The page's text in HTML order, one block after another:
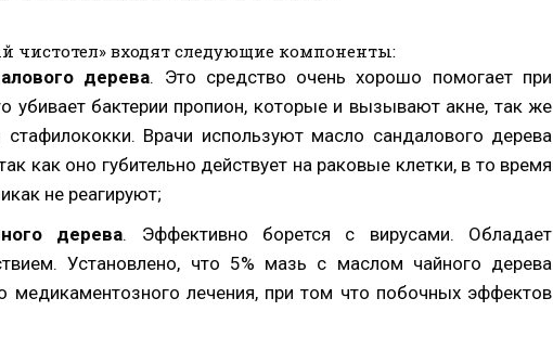
чистотел» входят следующие компоненты:
дерева. Это средство очень хорошо помогает при
убивает бактерии пропион, которые и вызывают акне, так же
стафилококки. Врачи используют масло сандалового дерева
как оно губительно действует на раковые клетки, в то время
не реагируют;
дерева. Эффективно борется с вирусами. Обладает
Установлено, что 5% мазь с маслом чайного дерева
медикаментозного лечения, при том что побочных эффектов